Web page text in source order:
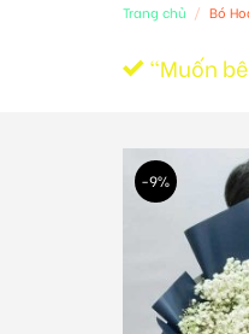
Trang chủ / Bó
“Muốn
-9%